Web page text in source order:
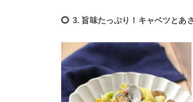
3. 旨味たっぷり！キャベツとあ